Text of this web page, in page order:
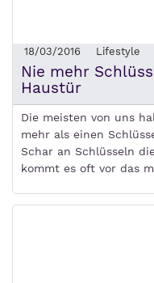
18/03/2016 Lifestyle
Nie mehr
Haustür
Die meisten von uns
mehr als einen
Schar an Schlüsseln
kommt es oft vor das